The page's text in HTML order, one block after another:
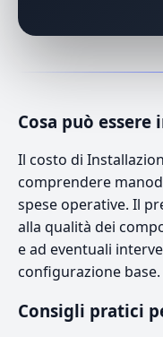
Cosa può essere
Il costo di
comprendere
spese operative. Il
alla qualità dei
e ad eventuali
configurazione base.
Consigli pratici